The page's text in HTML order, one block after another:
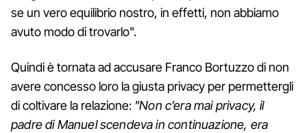
se un vero equilibrio nostro, in effetti, non abbiamo
avuto modo di trovarlo".
Quindi è tornata ad accusare Franco Bortuzzo di non
avere concesso loro la giusta privacy per permettergli
di coltivare la relazione: "Non c’era mai privacy, il
padre di Manuel scendeva in continuazione, era